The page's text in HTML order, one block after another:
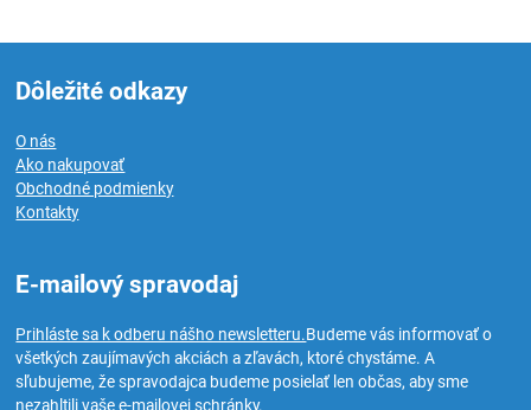
Dôležité odkazy
O nás
Ako nakupovať
Obchodné podmienky
Kontakty
E-mailový spravodaj
Prihláste sa k odberu nášho newsletteru.Budeme vás informovať o
všetkých zaujímavých akciách a zľavách, ktoré chystáme. A
sľubujeme, že spravodajca budeme posielať len občas, aby sme
nezahltili vaše e-mailovej schránky.